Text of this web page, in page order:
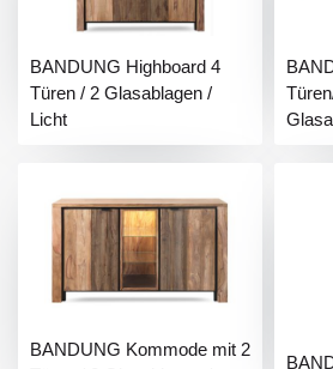
BANDUNG Highboard 4
Türen / 2 Glasablagen /
Licht
BANDUNG Kommode mit 2